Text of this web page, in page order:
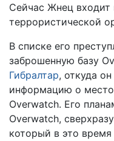
Сейчас Жнец входит
террористической
В списке его
заброшенную базу
Гибралтар, откуда
информацию о
Overwatch. Его
Overwatch,
который в это время